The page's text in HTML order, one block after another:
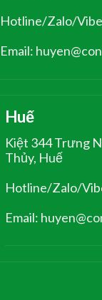
Hotline/Zalo/
Email:
Huế
Kiệt 344 Trưng
Thủy, Huế
Hotline/Zalo/
Email: